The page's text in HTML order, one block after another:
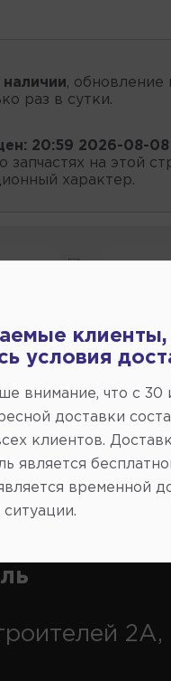
наличии, обновление
раз в сутки.
20:59 2026-08-08
запчастях на этой
характер.
ул.
43, г.
2А,
клиенты,
условия
внимание, что c 30
доставки
клиентов.
является
временной